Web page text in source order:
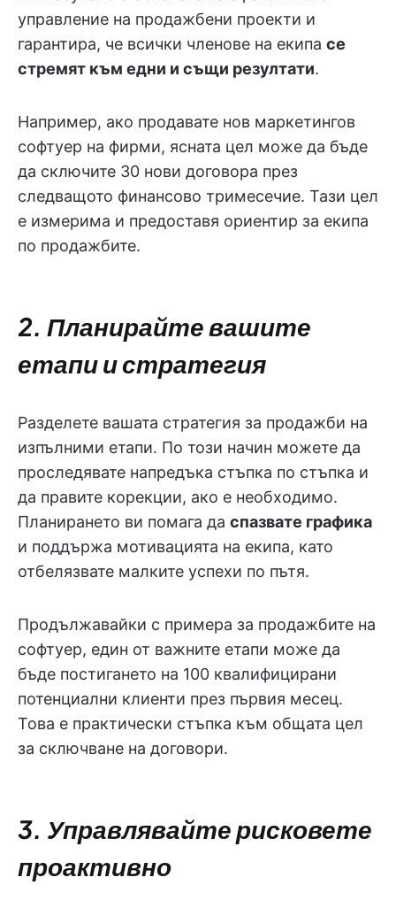
управление на продажбени проекти и
гарантира, че всички членове на екипа се
стремят към едни и същи резултати.
Например, ако продавате нов маркетингов
софтуер на фирми, ясната цел може да бъде
да сключите 30 нови договора през
следващото финансово тримесечие. Тази цел
е измерима и предоставя ориентир за екипа
по продажбите.
2. Планирайте вашите
етапи и стратегия
Разделете вашата стратегия за продажби на
изпълними етапи. По този начин можете да
проследявате напредъка стъпка по стъпка и
да правите корекции, ако е необходимо.
Планирането ви помага да спазвате графика
и поддържа мотивацията на екипа, като
отбелязвате малките успехи по пътя.
Продължавайки с примера за продажбите на
софтуер, един от важните етапи може да
бъде постигането на 100 квалифицирани
потенциални клиенти през първия месец.
Това е практически стъпка към общата цел
за сключване на договори.
3. Управлявайте рисковете
проактивно